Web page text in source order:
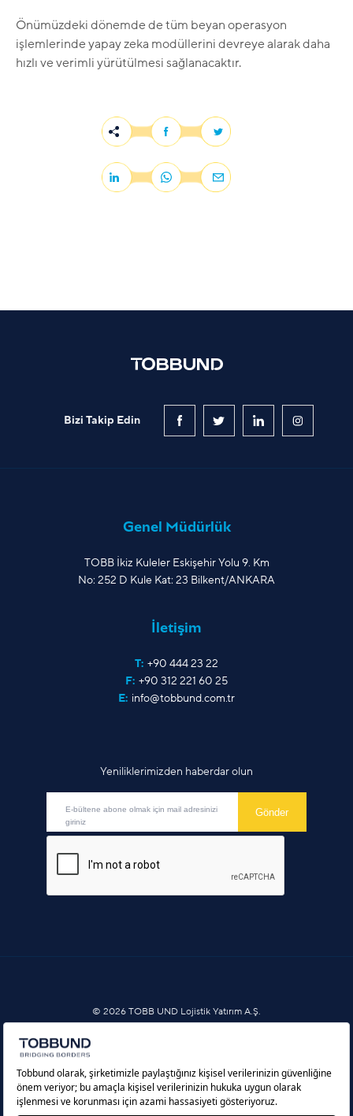
Önümüzdeki dönemde de tüm beyan operasyon
işlemlerinde yapay zeka modüllerini devreye alarak daha
hızlı ve verimli yürütülmesi sağlanacaktır.
Bizi Takip Edin
Genel Müdürlük
TOBB İkiz Kuleler Eskişehir Yolu 9. Km
No: 252 D Kule Kat: 23 Bilkent/ANKARA
İletişim
T: +90 444 23 22
F: +90 312 221 60 25
E: info@tobbund.com.tr
Yeniliklerimizden haberdar olun
© 2026 TOBB UND Lojistik Yatırım A.Ş.
Çerez Politikası